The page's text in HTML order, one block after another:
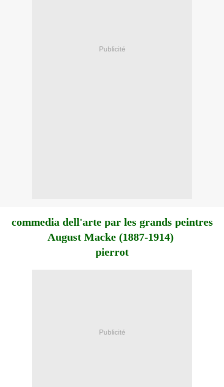
Publicité
commedia dell'arte par les grands peintres
August Macke (1887-1914)
pierrot
Publicité